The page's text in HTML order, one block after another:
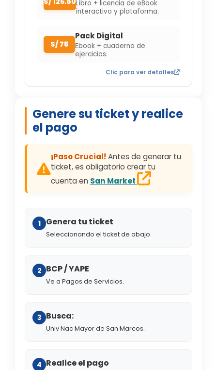
Libro + licencia de eBook
interactivo y plataforma.
S/ 75
Pack Digital
Ebook + cuaderno de
ejercicios.
Clic para ver detalles
Genere su ticket y realice
el pago
¡Paso Crucial! Antes de generar tu
ticket, es obligatorio crear tu
cuenta en San Market
1 Genera tu ticket
Seleccionando el ticket de abajo.
2 BCP / YAPE
Ve a Pagos de Servicios.
3 Busca:
Univ Nac Mayor de San Marcos.
4 Realice el pago